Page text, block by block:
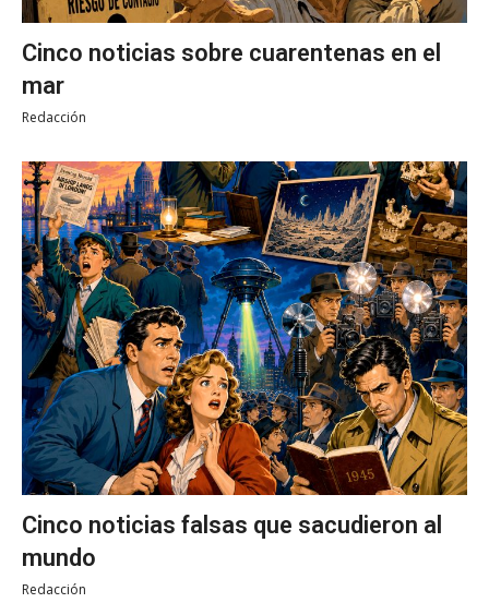
Cinco noticias sobre cuarentenas en el
mar
Redacción
Cinco noticias falsas que sacudieron al
mundo
Redacción